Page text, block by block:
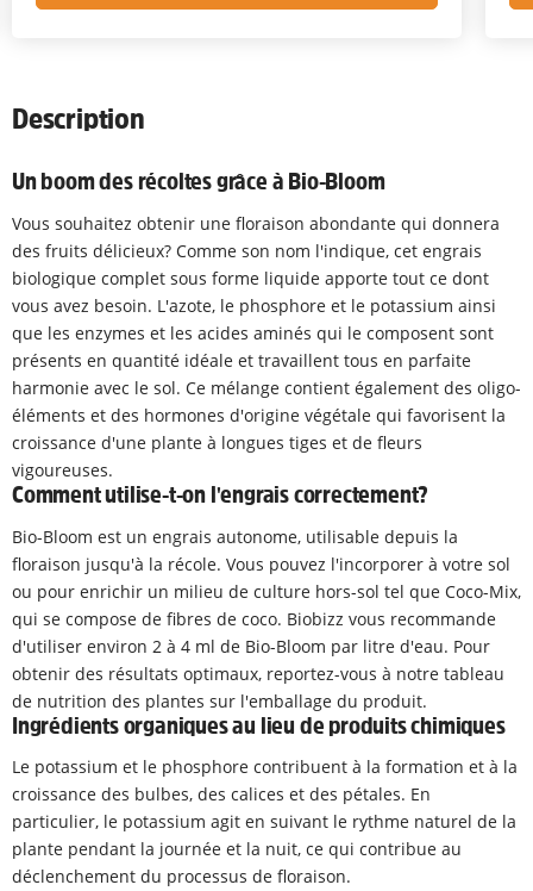
Description
Un boom des récoltes grâce à Bio-Bloom
Vous souhaitez obtenir une floraison abondante qui donnera
des fruits délicieux? Comme son nom l'indique, cet engrais
biologique complet sous forme liquide apporte tout ce dont
vous avez besoin. L'azote, le phosphore et le potassium ainsi
que les enzymes et les acides aminés qui le composent sont
présents en quantité idéale et travaillent tous en parfaite
harmonie avec le sol. Ce mélange contient également des oligo-
éléments et des hormones d'origine végétale qui favorisent la
croissance d'une plante à longues tiges et de fleurs
vigoureuses.
Comment utilise-t-on l'engrais correctement?
Bio-Bloom est un engrais autonome, utilisable depuis la
floraison jusqu'à la récole. Vous pouvez l'incorporer à votre sol
ou pour enrichir un milieu de culture hors-sol tel que Coco-Mix,
qui se compose de fibres de coco. Biobizz vous recommande
d'utiliser environ 2 à 4 ml de Bio-Bloom par litre d'eau. Pour
obtenir des résultats optimaux, reportez-vous à notre tableau
de nutrition des plantes sur l'emballage du produit.
Ingrédients organiques au lieu de produits chimiques
Le potassium et le phosphore contribuent à la formation et à la
croissance des bulbes, des calices et des pétales. En
particulier, le potassium agit en suivant le rythme naturel de la
plante pendant la journée et la nuit, ce qui contribue au
déclenchement du processus de floraison.